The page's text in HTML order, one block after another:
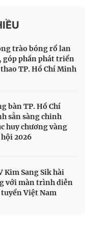
trào bóng rổ lan
góp phần phát triển
TP. Hồ Chí Minh
bàn TP. Hồ Chí
sẵn sàng chinh
huy chương vàng
2026
Kim Sang Sik hài
với màn trình diễn
tuyển Việt Nam